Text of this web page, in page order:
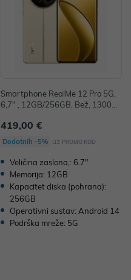
Smartphone RealMe 12 Pro 5G,
6,7" , 12GB/256GB, Bež, 130010
419,00 €
Dodatnih -5% uz PROMO KOD
Veličina zaslona,: 6.7"
Memorija: 12GB
Kapacitet diska (pohrana):
256GB
Operativni sustav: Android 14
Podrška mreže: 5G